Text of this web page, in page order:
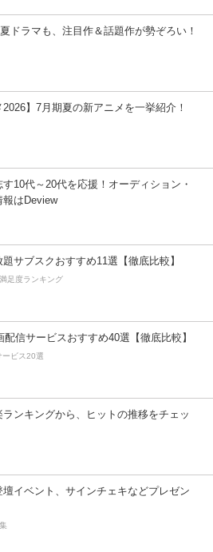
ドラマも、注目作＆話題作が勢ぞろい！
2026】7月期夏の新アニメを一挙紹介！
10代～20代を応援！オーディション・
報はDeview
サブスクおすすめ11選【徹底比較】
足度ランキング
配信サービスおすすめ40選【徹底比較】
ービス20選
ンキングから、ヒットの推移をチェッ
壇イベント、サインチェキなどプレゼン